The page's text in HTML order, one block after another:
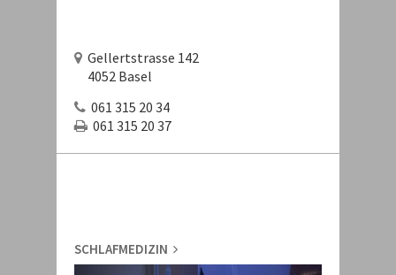
Gellertstrasse 142
4052 Basel
061 315 20 34
061 315 20 37
SCHLAFMEDIZIN